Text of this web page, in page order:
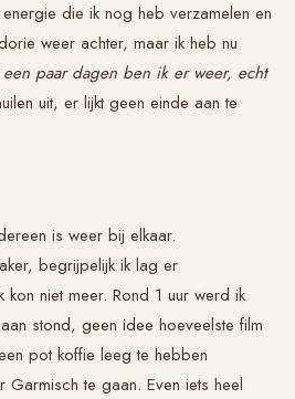
die ik nog heb verzamelen en
weer achter, maar ik heb nu
een paar dagen ben ik er weer, echt
uit, er lijkt geen einde aan te
is weer bij elkaar.
begrijpelijk ik lag er
niet meer. Rond 1 uur werd ik
stond, geen idee hoeveelste film
pot koffie leeg te hebben
te gaan. Even iets heel